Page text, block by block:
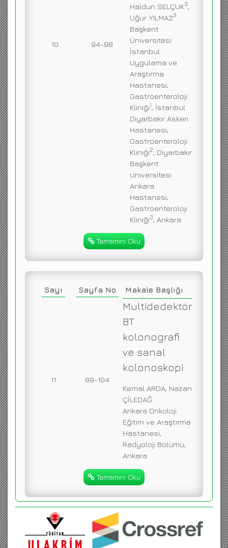
10 94-98
Haldun SELÇUK3,
Uğur YILMAZ3
Başkent
Üniversitesi
İstanbul
Uygulama ve
Araştırma
Hastanesi,
Gastroenteroloji
Kliniği1, İstanbul
Diyarbakır Askeri
Hastanesi,
Gastroenteroloji
Kliniği2, Diyarbakır
Başkent
Üniversitesi
Ankara
Hastanesi,
Gastroenteroloji
Kliniği3, Ankara
Tamamını Oku
Sayı Sayfa No Makale Başlığı
11 99-104
Multidedektör
BT
kolonografi
ve sanal
kolonoskopi
Kemal ARDA, Nazan
ÇİLEDAĞ
Ankara Onkoloji
Eğitim ve Araştırma
Hastanesi,
Radyoloji Bölümü,
Ankara
Tamamını Oku